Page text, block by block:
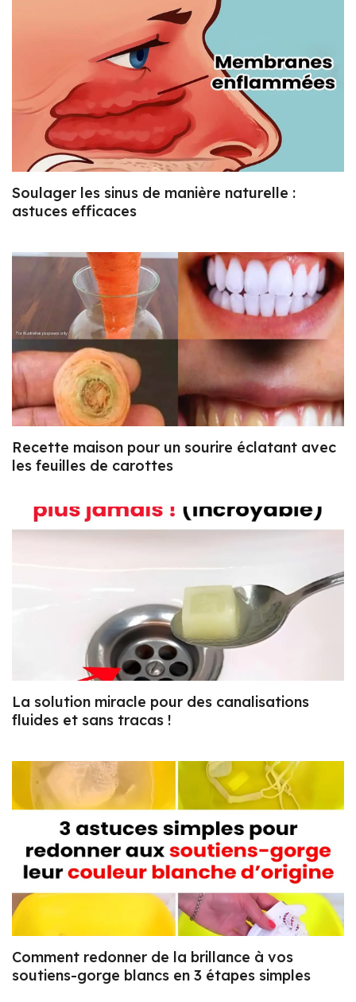
Soulager les sinus de manière naturelle :
astuces efficaces
Recette maison pour un sourire éclatant avec
les feuilles de carottes
La solution miracle pour des canalisations
fluides et sans tracas !
Comment redonner de la brillance à vos
soutiens-gorge blancs en 3 étapes simples